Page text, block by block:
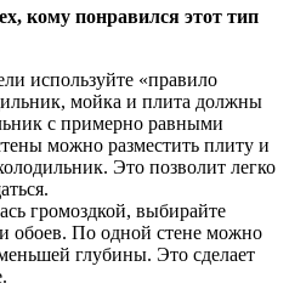
кому понравился этот тип
используйте «правило
мойка и плита должны
с примерно равными
можно разместить плиту и
Это позволит легко
громоздкой, выбирайте
обоев. По одной стене можно
глубины. Это сделает